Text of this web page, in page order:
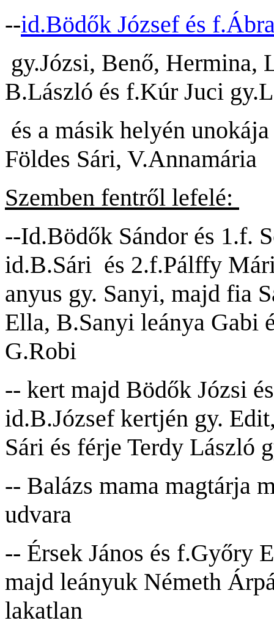
--id.Bödők József és
gy.Józsi, Benő, Hermina,
B.László és f.Kúr Juci
és a másik helyén
Földes Sári, V.Annamária
Szemben fentről lefelé:
--Id.Bödők Sándor és 1.f.
id.B.Sári és 2.f.Pálffy
anyus gy. Sanyi, majd fia
Ella, B.Sanyi leánya Gabi
G.Robi
-- kert majd Bödők Józsi
id.B.József kertjén gy.
Sári és férje Terdy László
-- Balázs mama magtárja
udvara
-- Érsek János és f.Győry
majd leányuk Németh
lakatlan